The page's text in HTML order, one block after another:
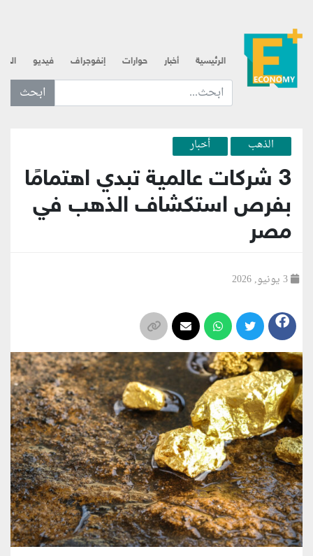
الرئيسية أخبار حوارات إنفوجراف فيديو
ابحث عن... :
الذهب أخبار
3 شركات عالمية تبدي اهتمامًا
بفرص استكشاف الذهب في
مصر